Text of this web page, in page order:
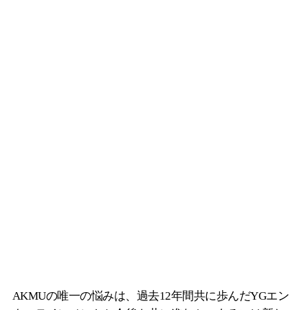
AKMUの唯一の悩みは、過去12年間共に歩んだYGエン